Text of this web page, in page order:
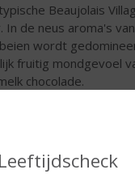
Leeftijdscheck
Beaujolais
In de neus aroma's
wordt
fruitig mondgevoel
chocolade.